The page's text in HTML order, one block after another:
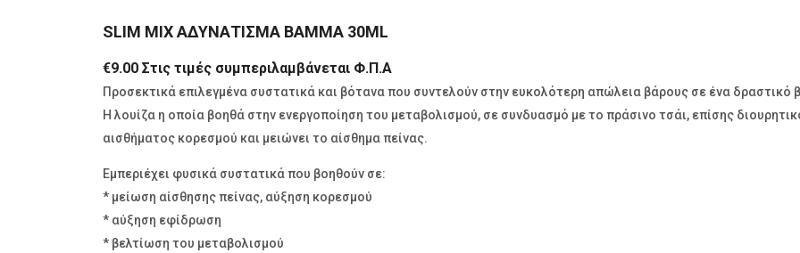
SLIM MIX ΑΔΥΝΑΤΙΣΜΑ ΒΑΜΜΑ 30ML
€9.00 Στις τιμές συμπεριλαμβάνεται Φ.Π.Α
Προσεκτικά επιλεγμένα συστατικά και βότανα που συντελούν στην ευκολότερη απώλεια βάρους σε ένα
Η λουίζα η οποία βοηθά στην ενεργοποίηση του μεταβολισμού, σε συνδυασμό με το πράσινο τσάι, επίσης
αισθήματος κορεσμού και μειώνει το αίσθημα πείνας.
Εμπεριέχει φυσικά συστατικά που βοηθούν σε:
* μείωση αίσθησης πείνας, αύξηση κορεσμού
* αύξηση εφίδρωση
* βελτίωση του μεταβολισμού